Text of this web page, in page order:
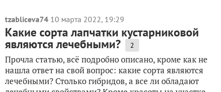
tzabliceva74 10 марта 2022, 19:29
Какие сорта лапчатки кустарниковой
являются лечебными? 2
Прочла статью, всё подробно описано, кроме как не
нашла ответ на свой вопрос: какие сорта являются
лечебными? Столько гибридов, а все ли обладают